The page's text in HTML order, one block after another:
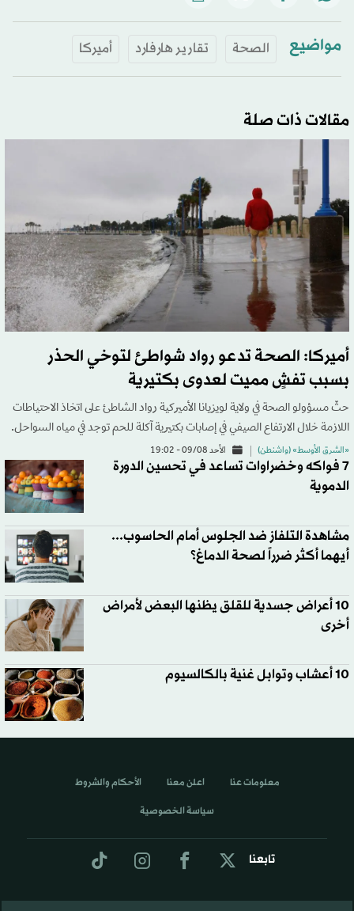
مواضيع الصحة تقارير هارفارد أميركا
مقالات ذات صلة
أميركا: الصحة تدعو رواد شواطئ لتوخي الحذر
بسبب تفشٍ مميت لعدوى بكتيرية
حثّ مسؤولو الصحة في ولاية لويزيانا الأميركية رواد الشاطئ على اتخاذ الاحتياطات
اللازمة خلال الارتفاع الصيفي في إصابات بكتيرية آكلة للحم توجد في مياه السواحل.
«الشرق الأوسط» (واشنطن) الأحد 09/08 - 19:02
7 فواكه وخضراوات تساعد في تحسين الدورة
الدموية
مشاهدة التلفاز ضد الجلوس أمام الحاسوب...
أيهما أكثر ضرراً لصحة الدماغ؟
10 أعراض جسدية للقلق يظنها البعض لأمراض
أخرى
10 أعشاب وتوابل غنية بالكالسيوم
تابعنا
معلومات عنا اعلن معنا الأحكام والشروط
سياسة الخصوصية